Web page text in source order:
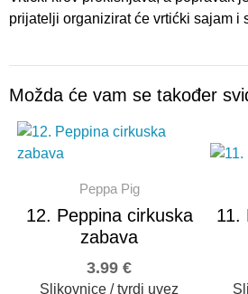
prijatelji organizirat će vrtićki sajam i
Možda će vam se također
Peppa Pig
12. Peppina cirkuska
zabava
3.99€
Slikovnice / tvrdi uvez
11.